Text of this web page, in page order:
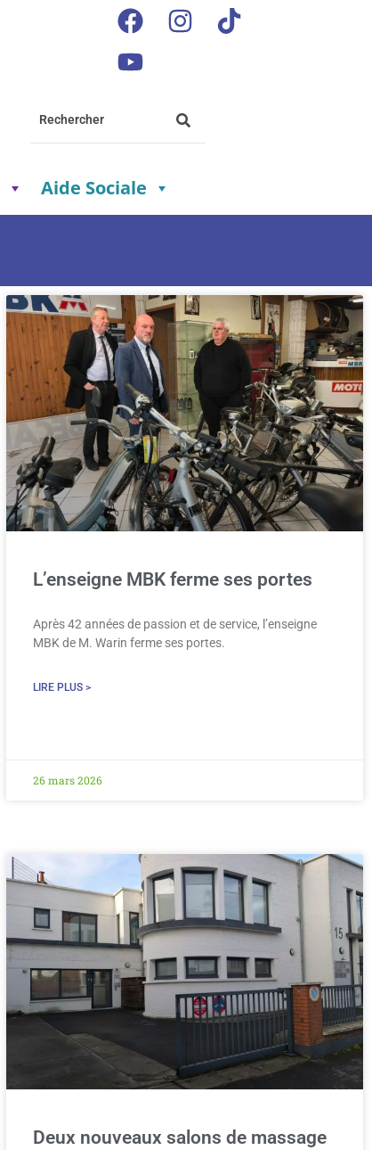
Aide Sociale
L’enseigne MBK ferme ses portes
Après 42 années de passion et de service, l’enseigne
MBK de M. Warin ferme ses portes.
LIRE PLUS >
26 mars 2026
Deux nouveaux salons de massage